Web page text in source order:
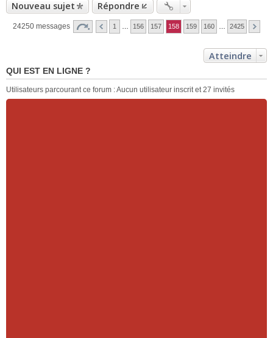
Nouveau sujet Répondre
24250 messages 1 156 157 158 159 160 2425
Atteindre
QUI EST EN LIGNE ?
Utilisateurs parcourant ce forum : Aucun utilisateur inscrit et 27 invités